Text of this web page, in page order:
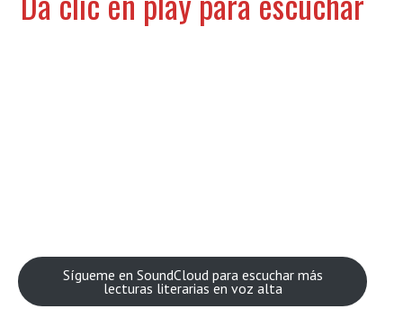
Sígueme en SoundCloud para escuchar más
lecturas literarias en voz alta